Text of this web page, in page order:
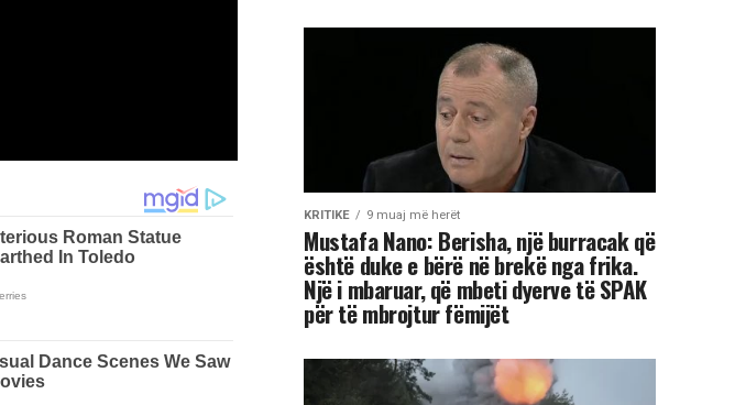
KRITIKE 9 muaj më herët
Mustafa Nano: Berisha, një burracak që
është duke e bërë në brekë nga frika.
Një i mbaruar, që mbeti dyerve të SPAK
për të mbrojtur fëmijët